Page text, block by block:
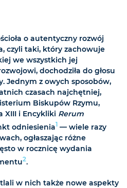
o autentyczny rozwój
czyli taki, który zachowuje
we wszystkich jej
dochodziła do głosu
Jednym z owych sposobów,
czasach najchętniej,
Biskupów Rzymu,
XIII i Encykliki Rerum
odniesienia1 — wiele razy
ogłaszając różne
w rocznicę wydania
2.
w nich także nowe aspekty